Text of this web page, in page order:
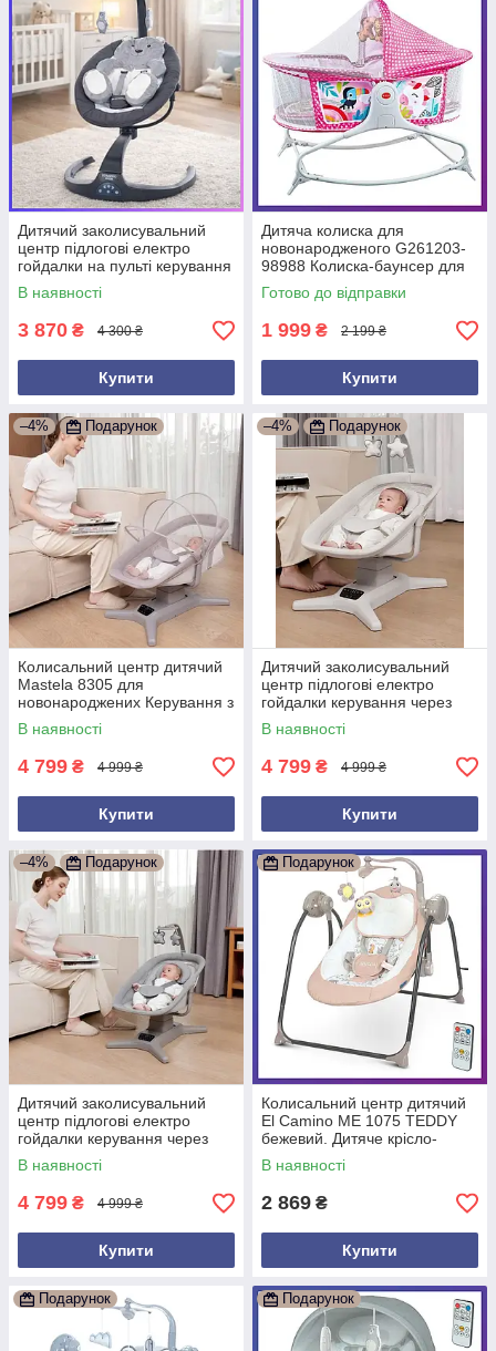
Дитячий заколисувальний
центр підлогові електро
гойдалки на пульті керування
El Camino ME 1077 HUGS
Gray Сірий
В наявності
3 870 ₴ 4 300 ₴
Купити
Дитяча колиска для
новонародженого G261203-
98988 Колиска-баунсер для
дітей до 1 року Рожевий
Готово до відправки
1 999 ₴ 2 199 ₴
Купити
–4% Подарунок
Колисальний центр дитячий
Mastela 8305 для
новонароджених Керування з
застосунка
В наявності
4 799 ₴ 4 999 ₴
Купити
–4% Подарунок
Дитячий заколисувальний
центр підлогові електро
гойдалки керування через
телефон Mastela 8301 Білий
В наявності
4 799 ₴ 4 999 ₴
Купити
–4% Подарунок
Дитячий заколисувальний
центр підлогові електро
гойдалки керування через
телефон Mastela 8303 Сірий
В наявності
4 799 ₴ 4 999 ₴
Купити
Подарунок
Колисальний центр дитячий
El Camino ME 1075 TEDDY
бежевий. Дитяче крісло-
гойдалка з пультом 0 — 12
місяців
В наявності
2 869 ₴
Купити
Подарунок Подарунок